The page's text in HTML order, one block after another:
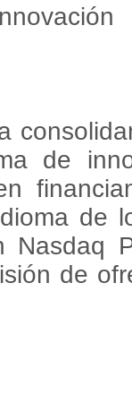
de
de
Nasdaq
de